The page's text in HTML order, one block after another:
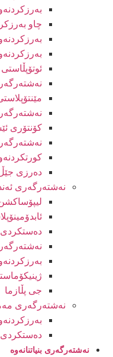
چاو
ئوتۆپڵاستی
مێنتۆپلاستی
کۆنتۆری
دەرزی
نەشتەرگەری
لیپۆساکشن
دەستکردی
جی پڵازما
نەشتەرگەری
نەشتەرگەری بنیاتنانەوە